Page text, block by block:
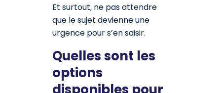
Et surtout, ne pas attendre
que le sujet devienne une
urgence pour s’en saisir.
Quelles sont les
options